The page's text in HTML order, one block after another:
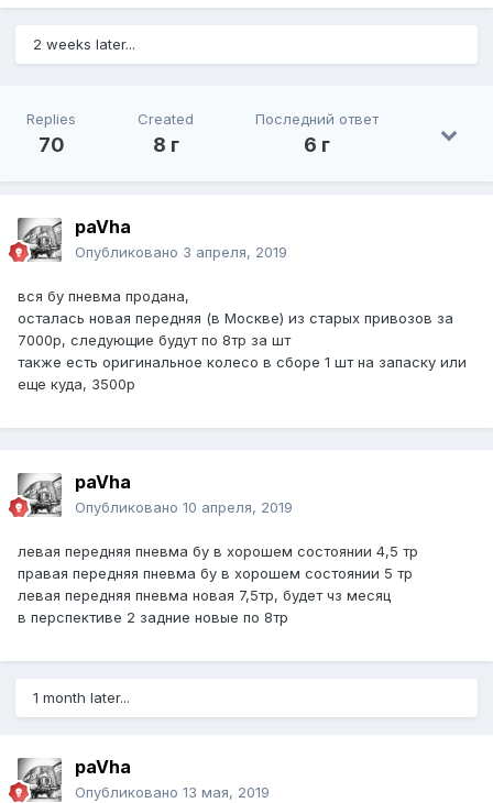
2 weeks later...
Replies
70
Created
8 г
Последний ответ
6 г
paVha
Опубликовано 3 апреля, 2019
вся бу пневма продана,
осталась новая передняя (в Москве) из старых привозов за
7000р, следующие будут по 8тр за шт
также есть оригинальное колесо в сборе 1 шт на запаску или
еще куда, 3500р
paVha
Опубликовано 10 апреля, 2019
левая передняя пневма бу в хорошем состоянии 4,5 тр
правая передняя пневма бу в хорошем состоянии 5 тр
левая передняя пневма новая 7,5тр, будет чз месяц
в перспективе 2 задние новые по 8тр
1 month later...
paVha
Опубликовано 13 мая, 2019